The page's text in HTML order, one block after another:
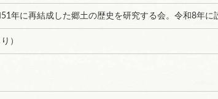
年に再結成した郷土の歴史を研究する会。令和8年に
）